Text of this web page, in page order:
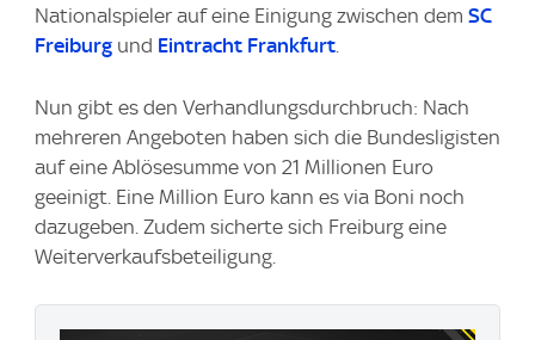
Nationalspieler auf eine Einigung zwischen dem SC
Freiburg und Eintracht Frankfurt.
Nun gibt es den Verhandlungsdurchbruch: Nach
mehreren Angeboten haben sich die Bundesligisten
auf eine Ablösesumme von 21 Millionen Euro
geeinigt. Eine Million Euro kann es via Boni noch
dazugeben. Zudem sicherte sich Freiburg eine
Weiterverkaufsbeteiligung.